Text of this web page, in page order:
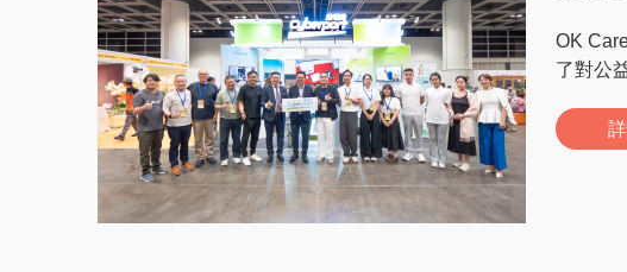
OK
了對公